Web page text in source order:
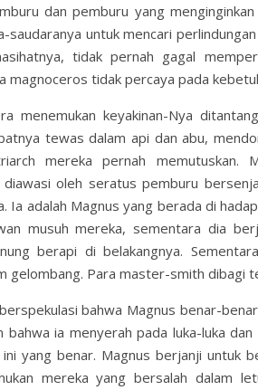
dan pemburu yang
saudaranya untuk mencari
tidak pernah gagal
magnoceros tidak percaya pada
menemukan keyakinan-Nya
tewas dalam api dan abu,
mereka pernah memutuskan.
diawasi oleh seratus pemburu
Ia adalah Magnus yang berada di
musuh mereka, sementara dia
berapi di belakangnya.
gelombang. Para master-smith dibagi
bahwa Magnus benar-
bahwa ia menyerah pada luka-luka
yang benar. Magnus berjanji untuk
mereka yang bersalah dalam